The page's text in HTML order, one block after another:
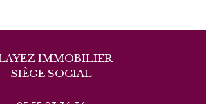
IMMOBILIER
SIÈGE SOCIAL